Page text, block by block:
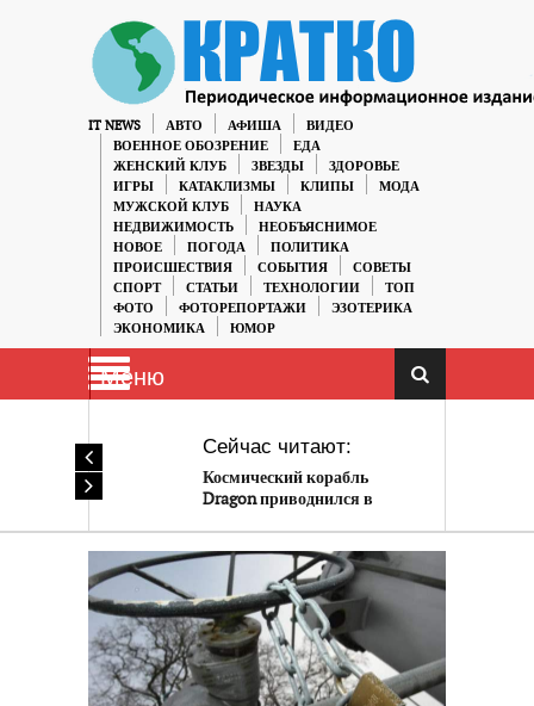
IT NEWS АВТО АФИША
ВИДЕО
ВОЕННОЕ ОБОЗРЕНИЕ
ЕДА
ЖЕНСКИЙ КЛУБ
ЗВЕЗДЫ
ЗДОРОВЬЕ
ИГРЫ
КАТАКЛИЗМЫ КЛИПЫ
МОДА
МУЖСКОЙ КЛУБ
НАУКА
НЕДВИЖИМОСТЬ
НЕОБЪЯСНИМОЕ
НОВОЕ
ПОГОДА
ПОЛИТИКА
ПРОИСШЕСТВИЯ
СОБЫТИЯ
СОВЕТЫ
СПОРТ
СТАТЬИ ТЕХНОЛОГИИ
ТОП
ФОТО
ФОТОРЕПОРТАЖИ
ЭЗОТЕРИКА
ЭКОНОМИКА
ЮМОР
Меню
Сейчас читают:
Космический корабль
Dragon приводнился в